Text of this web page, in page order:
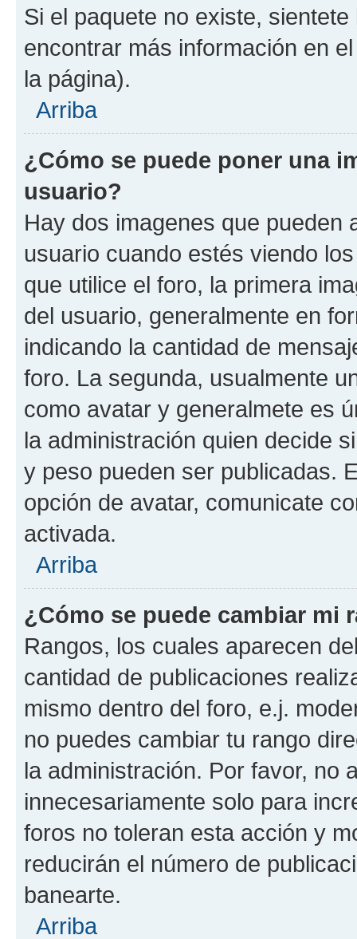
Si el paquete no existe,
encontrar más información en
la página).
Arriba
¿Cómo se puede poner una
usuario?
Hay dos imagenes que pueden
usuario cuando estés viendo
que utilice el foro, la primera
del usuario, generalmente en
indicando la cantidad de
foro. La segunda, usualmente
como avatar y generalmete es
la administración quien decide
y peso pueden ser publicadas.
opción de avatar, comunicate
activada.
Arriba
¿Cómo se puede cambiar mi
Rangos, los cuales aparecen
cantidad de publicaciones
mismo dentro del foro, e.j.
no puedes cambiar tu rango
la administración. Por favor, no
innecesariamente solo para
foros no toleran esta acción y
reducirán el número de
banearte.
Arriba